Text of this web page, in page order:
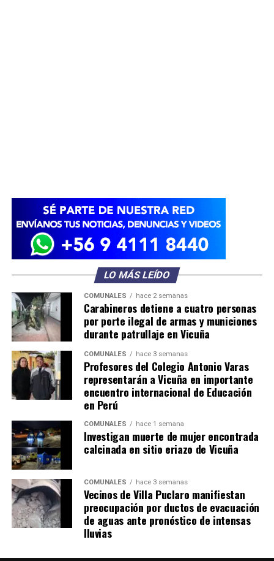
LO MÁS LEÍDO
COMUNALES hace 2 semanas
Carabineros detiene a cuatro personas
por porte ilegal de armas y municiones
durante patrullaje en Vicuña
COMUNALES hace 3 semanas
Profesores del Colegio Antonio Varas
representarán a Vicuña en importante
encuentro internacional de Educación
en Perú
COMUNALES hace 1 semana
Investigan muerte de mujer encontrada
calcinada en sitio eriazo de Vicuña
COMUNALES hace 3 semanas
Vecinos de Villa Puclaro manifiestan
preocupación por ductos de evacuación
de aguas ante pronóstico de intensas
lluvias